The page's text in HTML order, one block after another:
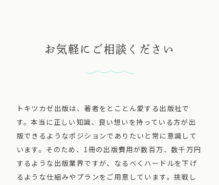
お気軽にご相談ください
トキツカゼ出版は、著者をとことん愛する出版社で
す。本当に正しい知識、良い想いを持っている方が出
版できるようなポジションでありたいと常に意識して
います。そのため、1冊の出版費用が数百万、数千万円
するような出版業界ですが、なるべくハードルを下げ
るような仕組みやプランをご用意しています。挑戦し